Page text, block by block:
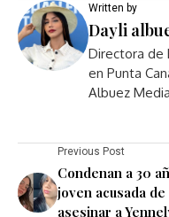
Written by
Dayli
Directora de
en Punta
Albuez
Previous Post
Condenan a 30
joven acusada de
asesinar a